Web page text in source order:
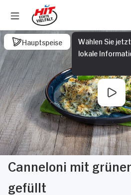
Wählen Sie
lokale
Hauptspeise
Canneloni mit
gefüllt